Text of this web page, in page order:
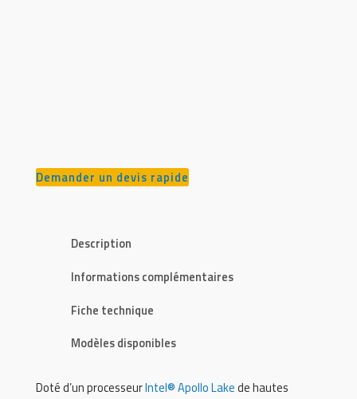
Demander un devis rapide
Description
Informations complémentaires
Fiche technique
Modèles disponibles
Doté d’un processeurIntel® Apollo Lakede hautes